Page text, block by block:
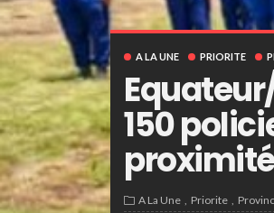
A LA UNE PRIORITE
150
A La Une Priorite